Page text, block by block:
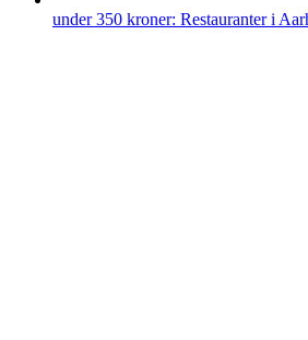
under 350 kroner: Restauranter i